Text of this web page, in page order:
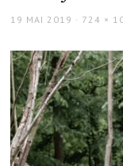
POSTED
19 MAI 2019
FULL
724 ×